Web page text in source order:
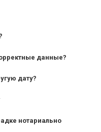
данные?
дату?
нотариально